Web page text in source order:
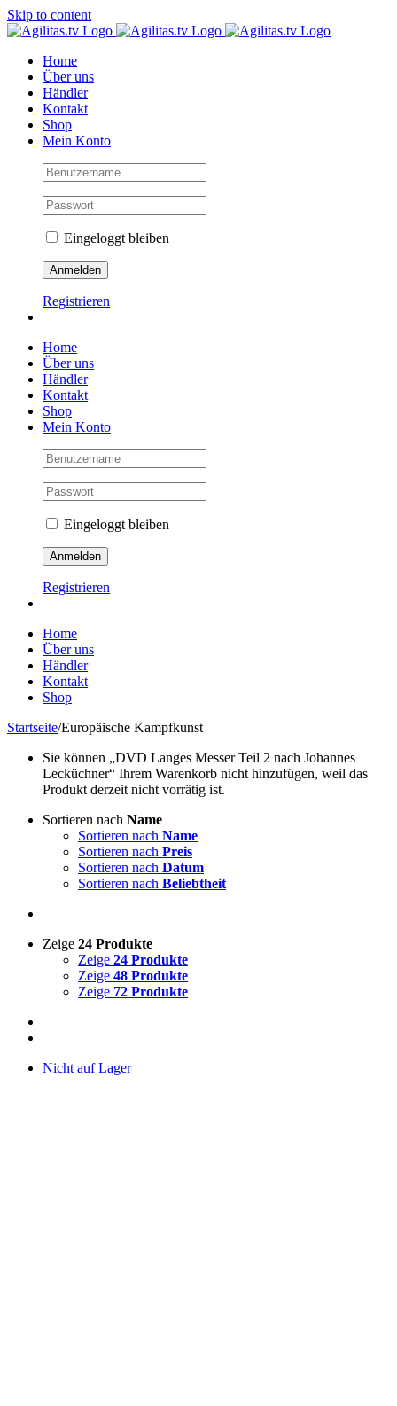
Skip to content
Home
Über uns
Händler
Kontakt
Shop
Mein Konto
Eingeloggt bleiben
Registrieren
Home
Über uns
Händler
Kontakt
Shop
Mein Konto
Eingeloggt bleiben
Registrieren
Home
Über uns
Händler
Kontakt
Shop
Startseite/Europäische Kampfkunst
Sie können „DVD Langes Messer Teil 2 nach Johannes
Lecküchner“ Ihrem Warenkorb nicht hinzufügen, weil das
Produkt derzeit nicht vorrätig ist.
Sortieren nach Name
Sortieren nach Name
Sortieren nach Preis
Sortieren nach Datum
Sortieren nach Beliebtheit
Zeige 24 Produkte
Zeige 24 Produkte
Zeige 48 Produkte
Zeige 72 Produkte
Nicht auf Lager